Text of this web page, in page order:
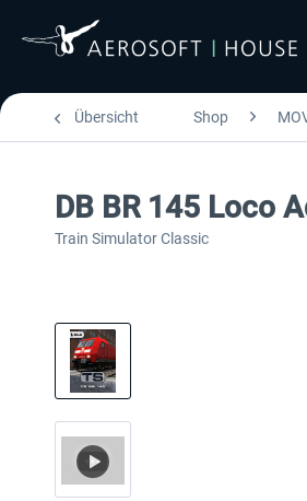
Übersicht Shop
DB BR 145 Loco
Train Simulator Classic